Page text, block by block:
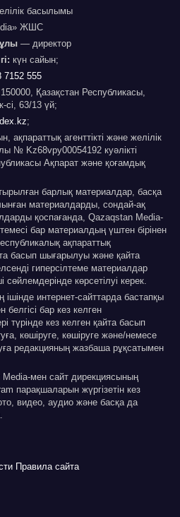
басылымы
ЖШС
— директор
күн сайын;
7152 555
150000, Қазақстан Республикасы,
сі, 63/13 үй;
;
ақпараттық агенттікті және желілік
№ Kz68vpy00054192 куәлікті
Ақпарат және қоғамдық
барлық материалдар, басқа
материалдарды, сондай-ақ
қоспағанда, Qazaqstan Media-
бар материалдың үштен бірінен
ақпараттық
басып шығарылуы және қайта
гиперсілтеме материалдар
сөйлемдерінде көрсетілуі керек.
ішінде интернет-сайттарда бастапқы
бар кез келген
түрінде кез келген қайта басып
көшіруге, көшіруге және/немесе
редакцияның жазбаша рұқсатымен
мен сайт дирекциясының
парақшаларын жүргізетін кез
видео, аудио және басқа да
Правила сайта